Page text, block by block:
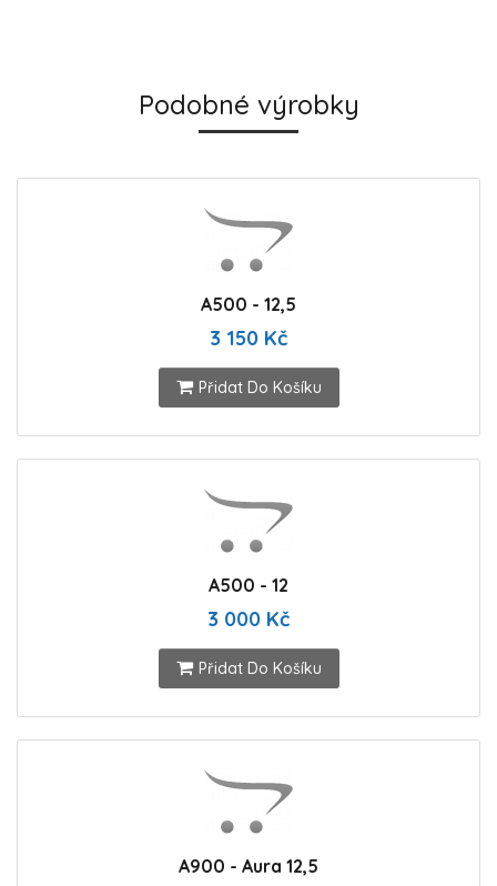
Podobné výrobky
A500 - 12,5
3 150 Kč
Přidat Do Košíku
A500 - 12
3 000 Kč
Přidat Do Košíku
A900 - Aura 12,5